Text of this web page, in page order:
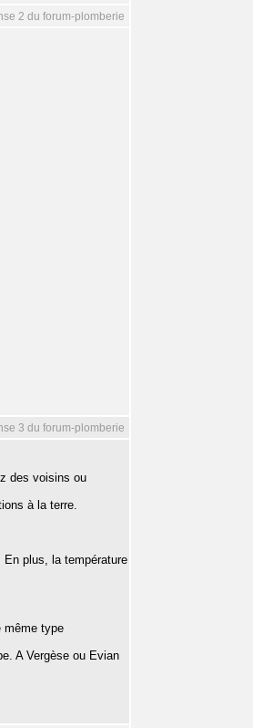
2 du forum-plomberie
3 du forum-plomberie
des voisins ou
à la terre.
En plus, la température
même type
A Vergèse ou Evian